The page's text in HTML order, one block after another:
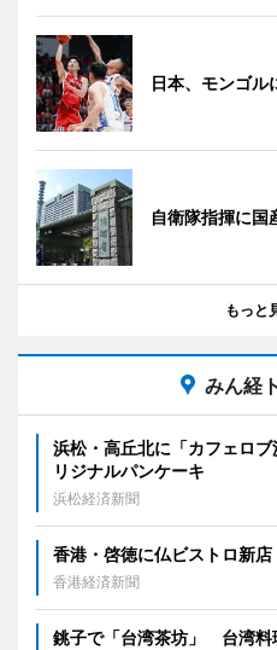
日本、モンゴル
自衛隊指揮に国
もっと
みん経
浜松・高丘北に「カフェロ
リジナルパンケーキ
浜松経済新聞
香港・啓徳に仏ビストロ新
香港経済新聞
銚子で「台湾茶坊」 台湾料